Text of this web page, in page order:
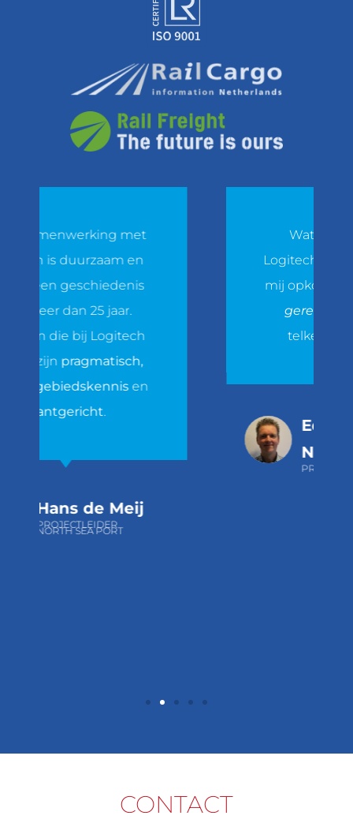
met
is duurzaam en
een geschiedenis
dan 25 jaar.
die bij Logitech
pragmatisch,
gebiedskennisen
klantgericht.
Hans de Meij
PROJECTLEIDER
NORTH SEA PORT
Wat speciaal
Logitech? Het
mij opkomt is
geregeld.
telkens weer
Ed van
CONTACT